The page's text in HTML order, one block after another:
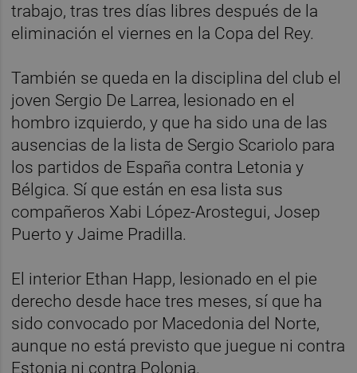
trabajo, tras tres días libres después de la
eliminación el viernes en la Copa del Rey.
También se queda en la disciplina del club el
joven Sergio De Larrea, lesionado en el
hombro izquierdo, y que ha sido una de las
ausencias de la lista de Sergio Scariolo para
los partidos de España contra Letonia y
Bélgica. Sí que están en esa lista sus
compañeros Xabi López-Arostegui, Josep
Puerto y Jaime Pradilla.
El interior Ethan Happ, lesionado en el pie
derecho desde hace tres meses, sí que ha
sido convocado por Macedonia del Norte,
aunque no está previsto que juegue ni contra
Estonia ni contra Polonia.